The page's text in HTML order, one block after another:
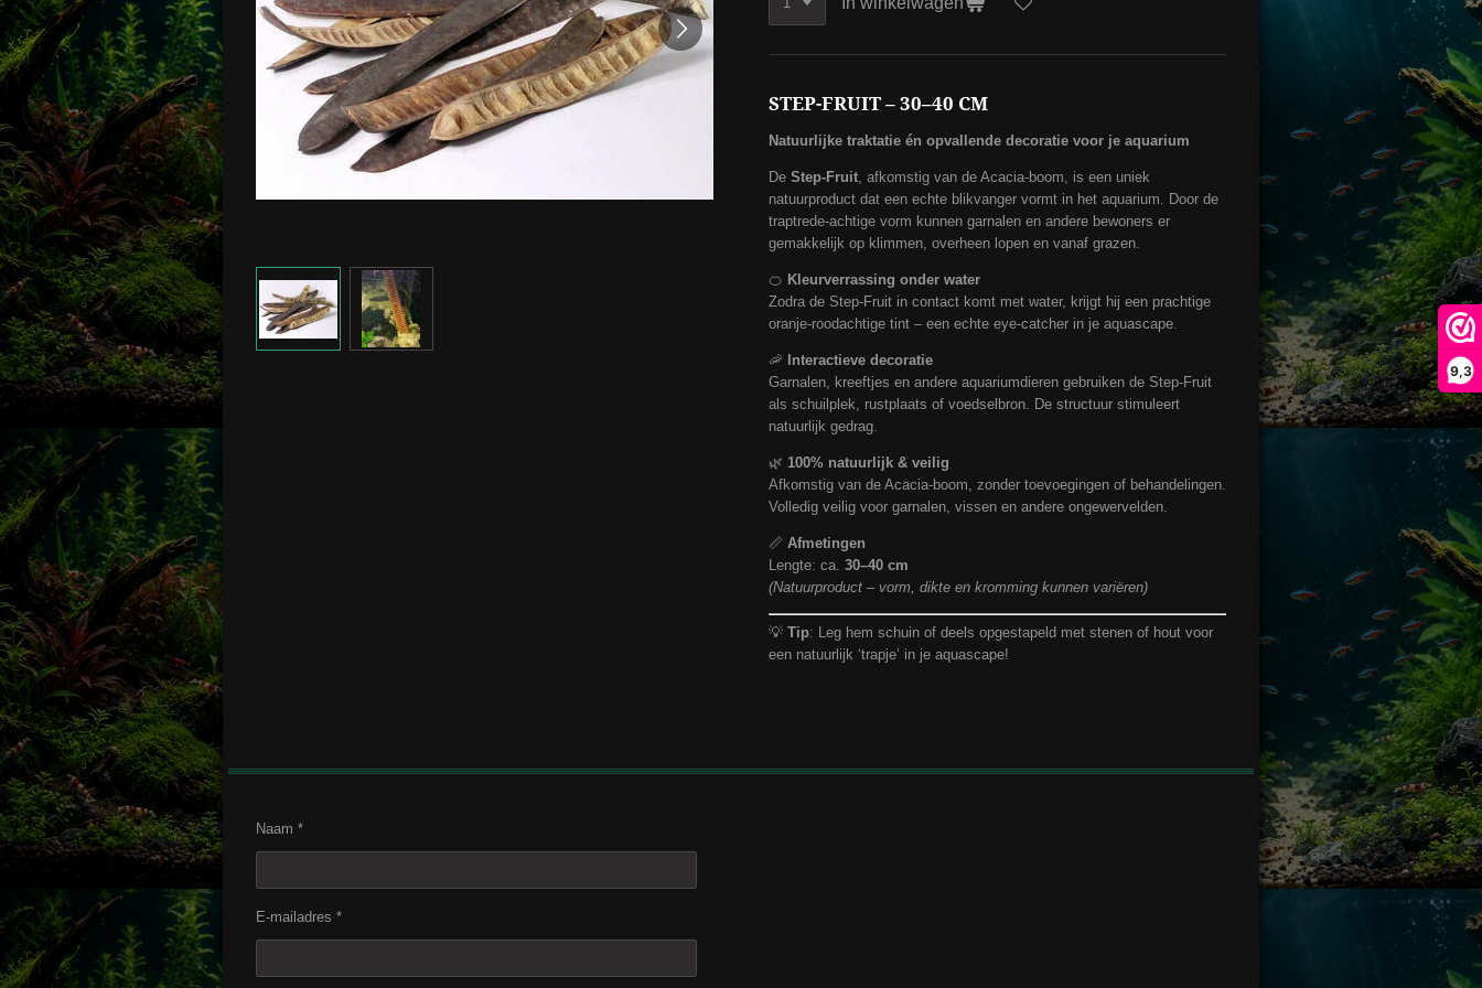
9,3
STEP-FRUIT – 30–40 CM
Natuurlijke traktatie én opvallende decoratie voor je aquarium
De Step-Fruit , afkomstig van de Acacia-boom, is een uniek
natuurproduct dat een echte blikvanger vormt in het aquarium. Door de
traptrede-achtige vorm kunnen garnalen en andere bewoners er
gemakkelijk op klimmen, overheen lopen en vanaf grazen.
🍊 Kleurverrassing onder water
Zodra de Step-Fruit in contact komt met water, krijgt hij een prachtige
oranje-roodachtige tint – een echte eye-catcher in je aquascape.
🦐
Interactieve decoratie
Garnalen, kreeftjes en andere aquariumdieren gebruiken de Step-Fruit
als schuilplek, rustplaats of voedselbron. De structuur stimuleert
natuurlijk gedrag.
🌿 100% natuurlijk & veilig
Afkomstig van de Acacia-boom, zonder toevoegingen of behandelingen.
Volledig veilig voor garnalen, vissen en andere ongewervelden.
📏 Afmetingen
Lengte: ca. 30–40 cm
(Natuurproduct – vorm, dikte en kromming kunnen variëren)
💡 Tip: Leg hem schuin of deels opgestapeld met stenen of hout voor
een natuurlijk ‘trapje’ in je aquascape!
Naam *
E-mailadres *